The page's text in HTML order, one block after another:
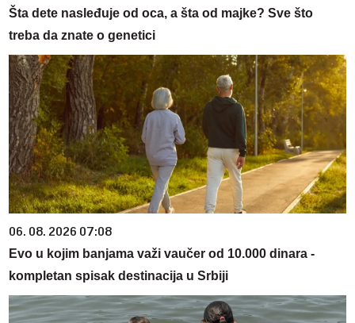
Šta dete nasleđuje od oca, a šta od majke? Sve što
treba da znate o genetici
06. 08. 2026 07:08
Evo u kojim banjama važi vaučer od 10.000 dinara -
kompletan spisak destinacija u Srbiji